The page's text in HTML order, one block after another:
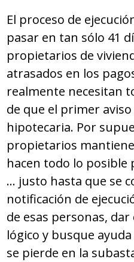
El proceso de
pasar en tan sólo 41
propietarios de
atrasados en los
realmente necesitan
de que el primer aviso
hipotecaria. Por
propietarios
hacen todo lo posible
… justo hasta que se
notificación de
de esas personas,
lógico y busque
se pierde en la